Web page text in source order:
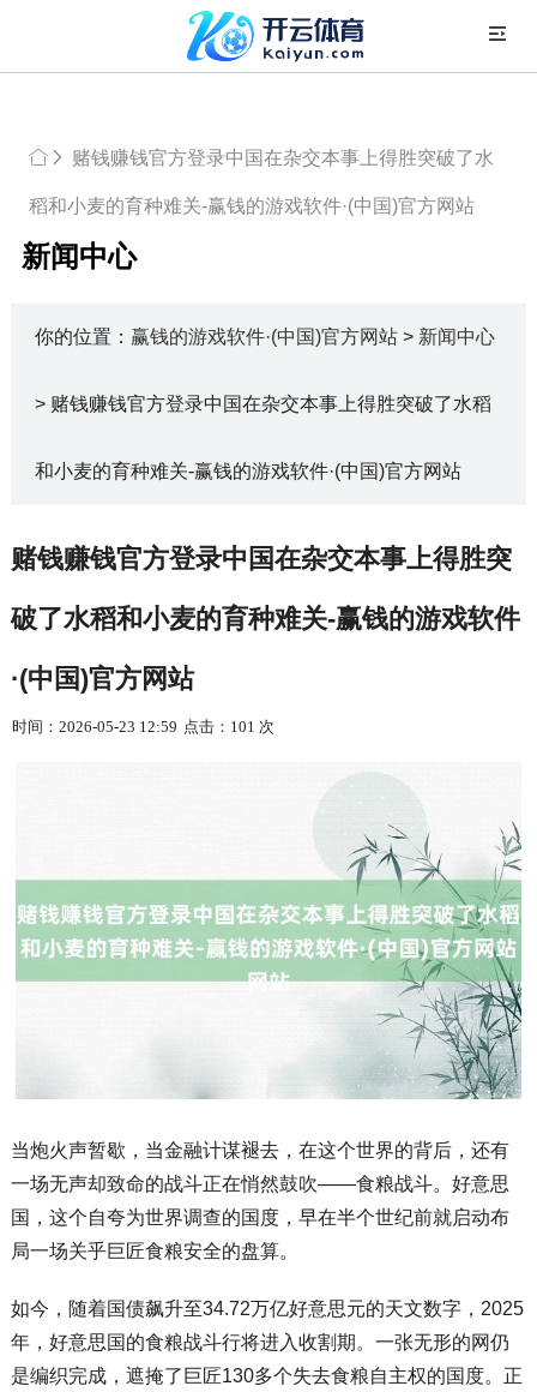
赌钱赚钱官方登录中国在杂交本事上得胜突破了水
稻和小麦的育种难关-赢钱的游戏软件·(中国)官方网站
新闻中心
你的位置： 赢钱的游戏软件·(中国)官方网站 > 新闻中心
> 赌钱赚钱官方登录中国在杂交本事上得胜突破了水稻
和小麦的育种难关-赢钱的游戏软件·(中国)官方网站
赌钱赚钱官方登录中国在杂交本事上得胜突
破了水稻和小麦的育种难关-赢钱的游戏软件
·(中国)官方网站
时间：2026-05-23 12:59 点击：101 次
当炮火声暂歇，当金融计谋褪去，在这个世界的背后，还有
一场无声却致命的战斗正在悄然鼓吹——食粮战斗。好意思
国，这个自夸为世界调查的国度，早在半个世纪前就启动布
局一场关乎巨匠食粮安全的盘算。
如今，随着国债飙升至34.72万亿好意思元的天文数字，2025
年，好意思国的食粮战斗行将进入收割期。一张无形的网仍
是编织完成，遮掩了巨匠130多个失去食粮自主权的国度。正